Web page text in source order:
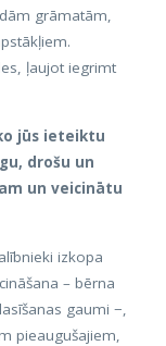
grāmatām,
ļaujot iegrimt
jūs ieteiktu
drošu un
un veicinātu
izkopa
– bērna
gaumi −,
pieaugušajiem,